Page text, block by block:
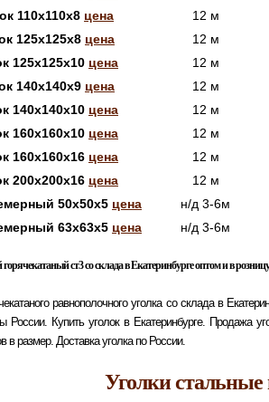
110х110х8 цена 12 м
125х125х8 цена 12 м
125х125х10 цена 12 м
140х140х9 цена 12 м
140х140х10 цена 12 м
160х160х10 цена 12 м
160х160х16 цена 12 м
200х200х16 цена 12 м
50х50х5 цена н/д 3-6м
63х63х5 цена н/д 3-6м
ст3 со склада в Екатеринбургеоптом и в
равнополочного уголка со склада в
России. Купить уголок в Екатеринбурге. Продажа
в размер. Доставка уголка по России.
Уголки